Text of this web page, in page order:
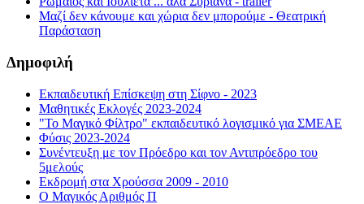
Μαζί δεν κάνουμε και χώρια δεν μπορούμε - Θεατρική
Παράσταση
Δημοφιλή
Εκπαιδευτική Επίσκεψη στη Σίφνο - 2023
Μαθητικές Εκλογές 2023-2024
"Το Μαγικό Φίλτρο" εκπαιδευτικό λογισμικό για ΣΜΕΑΕ
Φύσις 2023-2024
Συνέντευξη με τον Πρόεδρο και τον Αντιπρόεδρο του
5μελούς
Εκδρομή στα Χρούσσα 2009 - 2010
Ο Μαγικός Αριθμός Π